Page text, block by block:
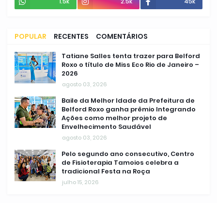
POPULAR RECENTES COMENTÁRIOS
Tatiane Salles tenta trazer para Belford
Roxo o título de Miss Eco Rio de Janeiro –
2026
agosto 03, 2026
Baile da Melhor Idade da Prefeitura de
Belford Roxo ganha prêmio Integrando
Ações como melhor projeto de
Envelhecimento Saudável
agosto 03, 2026
Pelo segundo ano consecutivo, Centro
de Fisioterapia Tamoios celebra a
tradicional Festa na Roça
julho 15, 2026